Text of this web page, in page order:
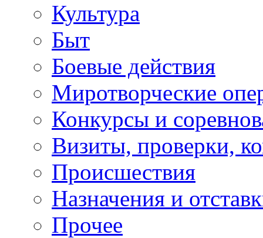
Культура
Быт
Боевые действия
Миротворческие
Конкурсы и
Визиты, проверки,
Происшествия
Назначения и
Прочее